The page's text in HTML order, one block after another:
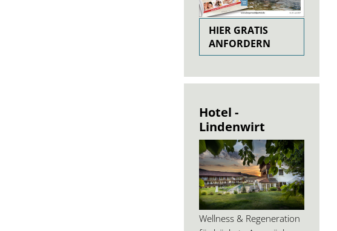
HIER GRATIS
ANFORDERN
Hotel -
Lindenwirt
Wellness & Regeneration